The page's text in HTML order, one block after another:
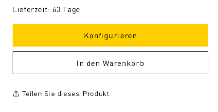
Lieferzeit: 63 Tage
Konfigurieren
In den Warenkorb
Teilen Sie dieses Produkt